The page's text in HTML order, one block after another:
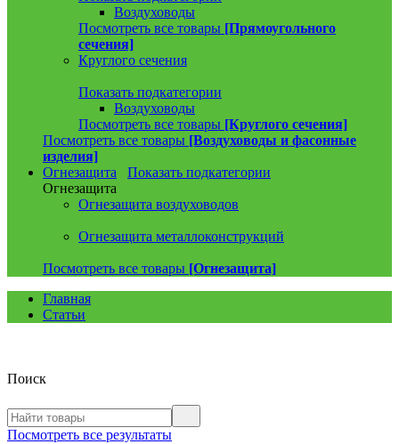
Воздуховоды
Посмотреть все товары [Прямоугольного
сечения]
Круглого сечения
Показать подкатегории
Воздуховоды
Посмотреть все товары [Круглого сечения]
Посмотреть все товары [Воздуховоды и фасонные
изделия]
Огнезащита
Показать подкатегории
Огнезащита
Огнезащита воздуховодов
Огнезащита металлоконструкций
Посмотреть все товары [Огнезащита]
Главная
Статьи
Поиск
Посмотреть все результаты